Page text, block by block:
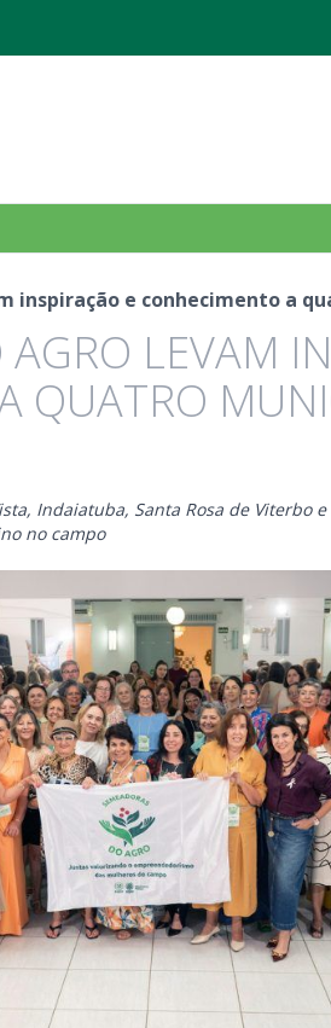
inspiração e conhecimento a
LEVAM
QUATRO
Indaiatuba, Santa Rosa de
no campo